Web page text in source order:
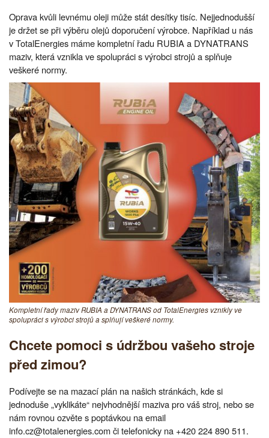
Oprava kvůli levnému oleji může stát desítky tisíc. Nejjednodušší
je držet se při výběru olejů doporučení výrobce. Například u nás
v TotalEnergies máme kompletní řadu RUBIA a DYNATRANS
maziv, která vznikla ve spolupráci s výrobci strojů a splňuje
veškeré normy.
Kompletní řady maziv RUBIA a DYNATRANS od TotalEnergies vznikly ve
spolupráci s výrobci strojů a splňují veškeré normy.
Chcete pomoci s údržbou vašeho stroje
před zimou?
Podívejte se na mazací plán na našich stránkách, kde si
jednoduše „vyklikáte“ nejvhodnější maziva pro váš stroj, nebo se
nám rovnou ozvěte s poptávkou na email
info.cz@totalenergies.com či telefonicky na +420 224 890 511.